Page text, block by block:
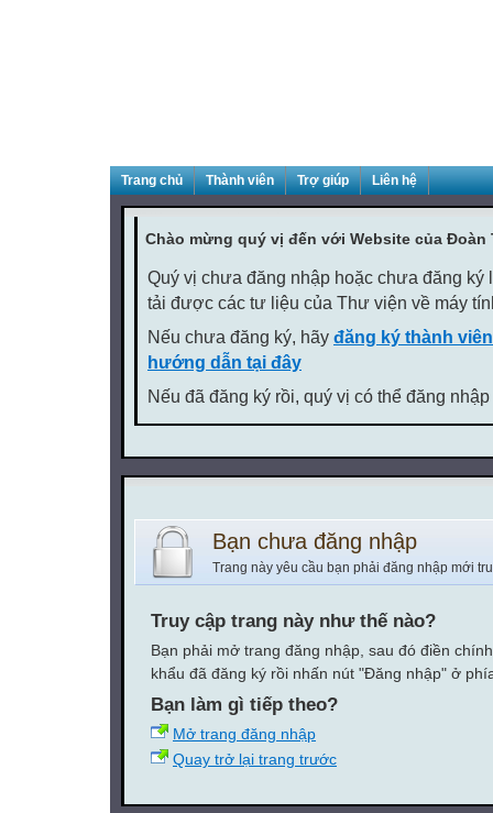
Trang chủ Thành viên Trợ giúp Liên hệ
Chào mừng quý vị đến với Website của Đoàn
Quý vị chưa đăng nhập hoặc chưa đăng ký
tải được các tư liệu của Thư viện về máy
Nếu chưa đăng ký, hãy đăng ký thành
hướng dẫn tại đây
Nếu đã đăng ký rồi, quý vị có thể đăng
Bạn chưa đăng nhập
Trang này yêu cầu bạn phải đăng nhập mới
Truy cập trang này như thế nào?
Bạn phải mở trang đăng nhập, sau đó điền
khẩu đã đăng ký rồi nhấn nút "Đăng nhập" ở
Bạn làm gì tiếp theo?
Mở trang đăng nhập
Quay trở lại trang trước